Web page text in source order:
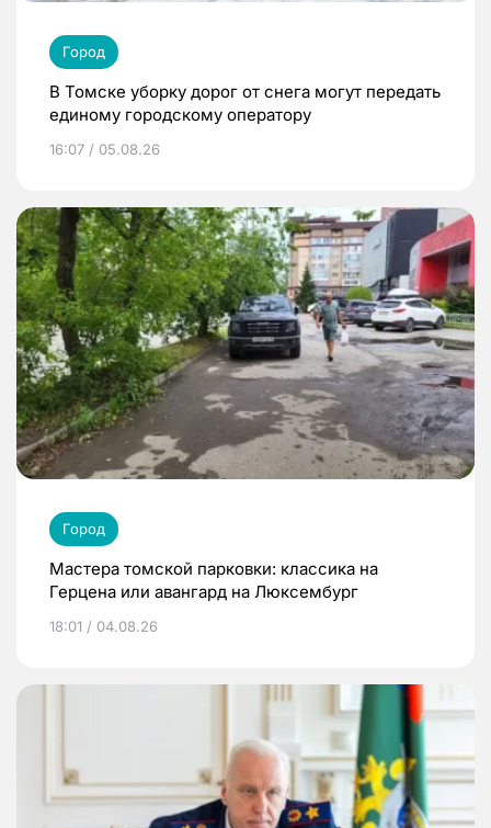
Город
В Томске уборку дорог от снега могут передать
единому городскому оператору
16:07 / 05.08.26
Город
Мастера томской парковки: классика на
Герцена или авангард на Люксембург
18:01 / 04.08.26